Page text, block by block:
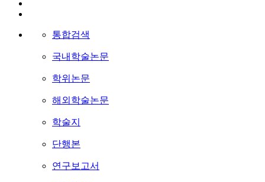
통합검색
국내학술논문
학위논문
해외학술논문
학술지
단행본
연구보고서